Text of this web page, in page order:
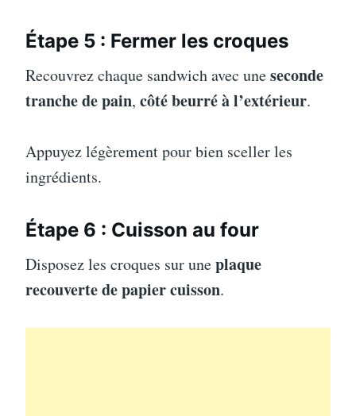
Étape 5 : Fermer les croques
Recouvrez chaque sandwich avec uneseconde
tranche de pain, côté beurré à l’extérieur.
Appuyez légèrement pour bien sceller les
ingrédients.
Étape 6 : Cuisson au four
Disposez les croques sur uneplaque
recouverte de papier cuisson.